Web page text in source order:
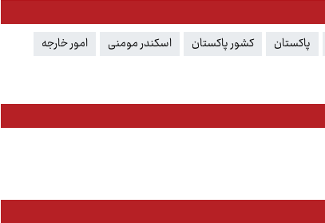
پاکستان کشور پاکستان اسکندر مومنی
امور خارجه